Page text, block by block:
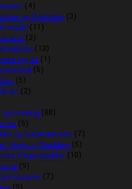
(4)
og Opbinding (3)
midler (11)
(2)
(13)
Lygter (1)
(5)
(5)
(2)
trimning (88)
(6)
og Gummibørster (7)
Kings og Shedders (5)
Plejeprodukter (10)
(9)
(7)